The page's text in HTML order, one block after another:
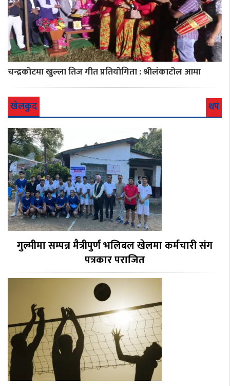
चन्द्रकोटमा खुल्ला तिज गीत प्रतियोगिता : श्रीलंकाटोल आमा
खेलकुद थप
गुल्मीमा सम्पन्न मैत्रीपुर्ण भलिबल खेलमा कर्मचारी संग
पत्रकार पराजित